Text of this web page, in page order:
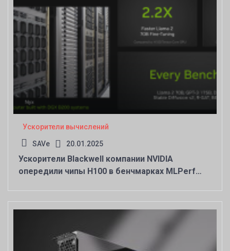
Ускорители вычислений
SAVe 20.01.2025
Ускорители Blackwell компании NVIDIA
опередили чипы H100 в бенчмарках MLPerf